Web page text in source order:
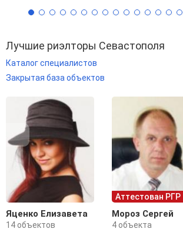
Лучшие риэлторы Севастополя
Каталог специалистов
Закрытая база объектов
Яценко Елизавета
14 объектов
Аттестован РГР
Мороз Сергей
4 объекта